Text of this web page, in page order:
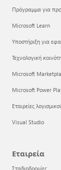
Πρόγραμμα για
Microsoft Learn
Υποστήριξη για
Τεχνολογική
Microsoft
Microsoft Power
Εταιρείες
Visual Studio
Εταιρεία
Σταδιοδρομίες